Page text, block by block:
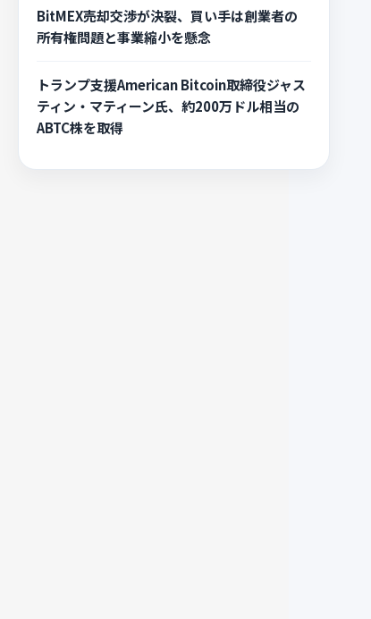
BitMEX売却交渉が決裂、買い手は創業者の
所有権問題と事業縮小を懸念
トランプ支援American Bitcoin取締役ジャス
ティン・マティーン氏、約200万ドル相当の
ABTC株を取得